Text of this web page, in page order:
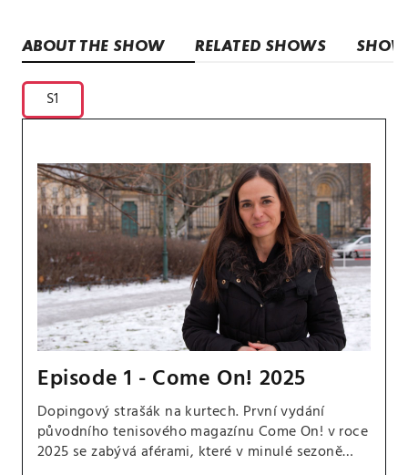
ABOUT THE SHOW RELATED SHOWS
S1
Episode 1 - Come On! 2025
Dopingový strašák na kurtech. První vydání
původního tenisového magazínu Come On! v roce
2025 se zabývá aférami, které v minulé sezoně